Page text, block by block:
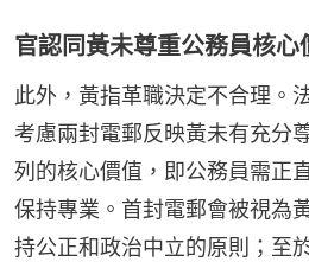
官認同黃未尊重公務員核心
此外，黃指革職決定不合理。
考慮兩封電郵反映黃未有充分
列的核心價值，即公務員需正
保持專業。首封電郵會被視為
持公正和政治中立的原則；至